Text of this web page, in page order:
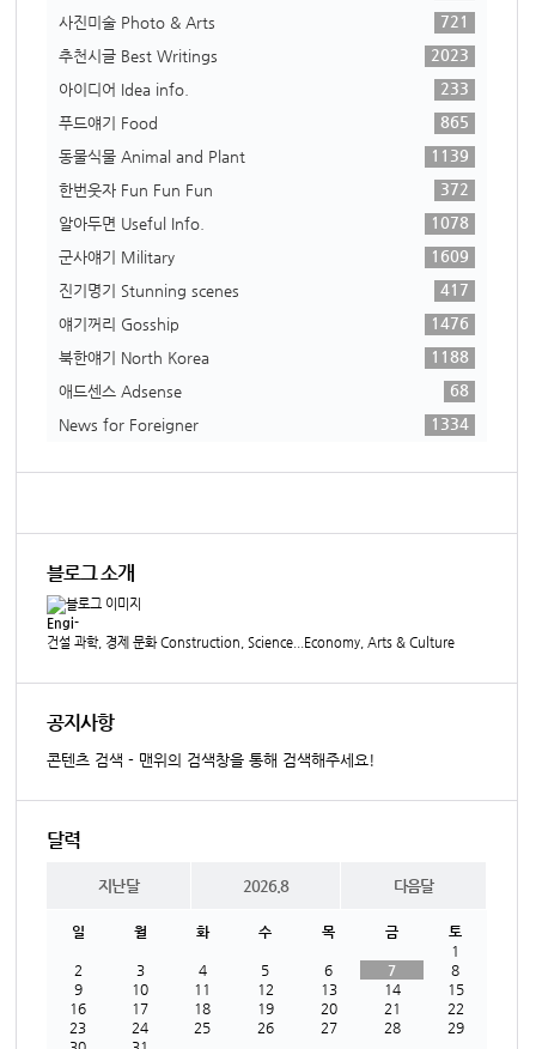
사진미술 Photo & Arts
721
추천시글 Best Writings
2023
아이디어 Idea info.
233
푸드얘기 Food
865
동물식물 Animal and Plant
1139
한번웃자 Fun Fun Fun
372
알아두면 Useful Info.
1078
군사얘기 Military
1609
진기명기 Stunning scenes
417
얘기꺼리 Gosship
1476
북한얘기 North Korea
1188
애드센스 Adsense
68
News for Foreigner
1334
블로그 소개
Engi-
건설 과학, 경제 문화 Construction, Science...Economy, Arts & Culture
공지사항
콘텐츠 검색 - 맨위의 검색창을 통해 검색해주세요!
달력
지난달 2026.8 다음달
일 월 화 수 목 금
토
1
2
3 4 5 6 7
8
9
10 11 12 13 14
15
16
17 18 19 20 21
22
23
24 25 26 27 28
29